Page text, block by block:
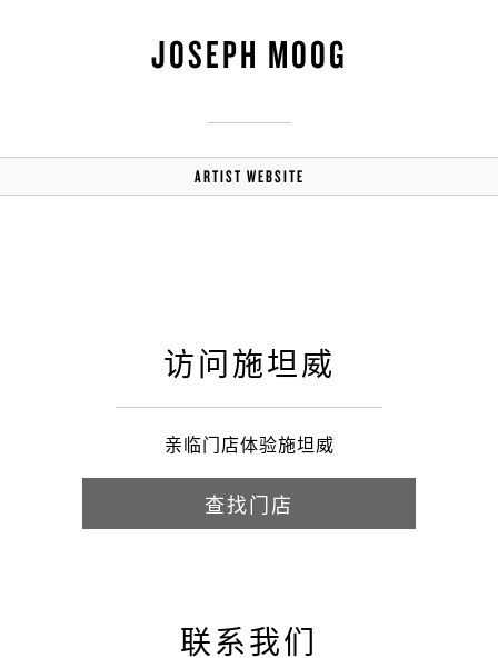
JOSEPH MOOG
ARTIST WEBSITE
访问施坦威
亲临门店体验施坦威
查找门店
联系我们